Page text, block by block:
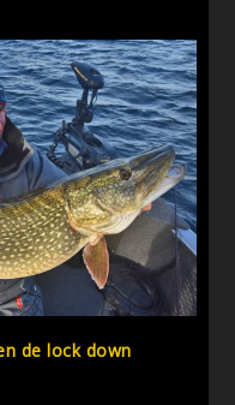
de lock down